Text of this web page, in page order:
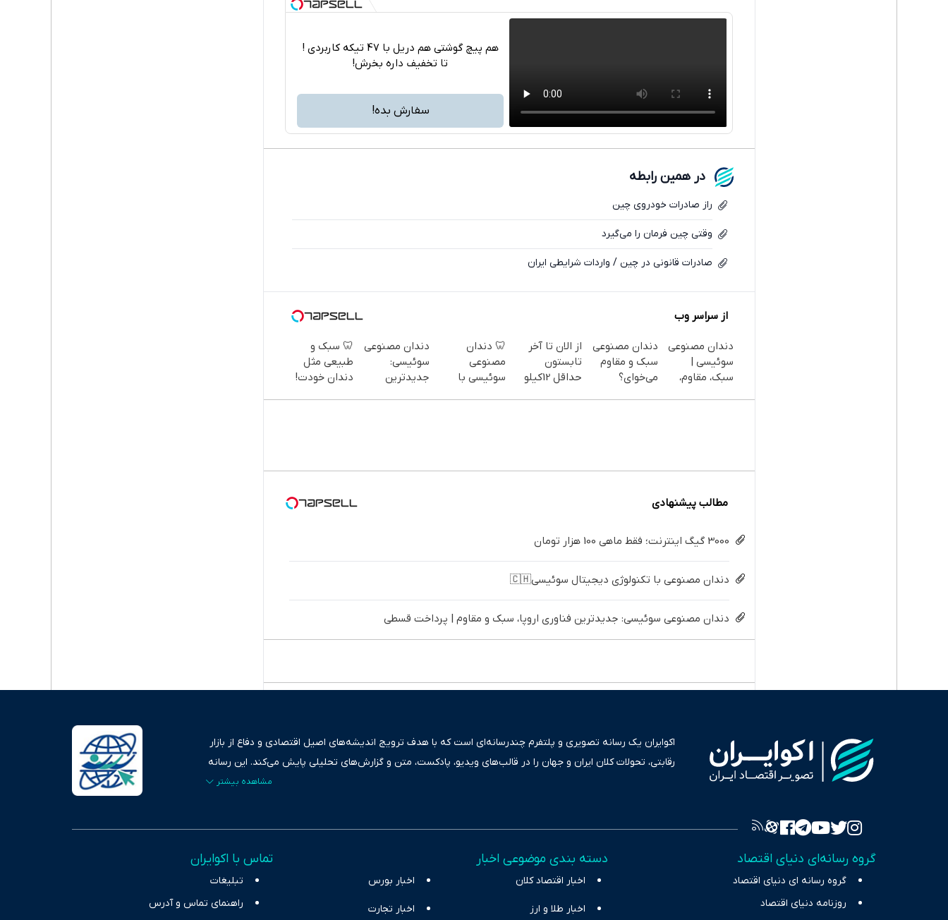
تلگرام
فیسبوک
هم پیچ گوشتی هم دریل با 47 تیکه کاربردی !
تا تخفیف داره بخرش!
سفارش بده!
در همین رابطه
راز صادرات خودروی چین
وقتی چین فرمان را می‌گیرد
صادرات قانونی در چین / واردات شرایطی ایران
از سراسر وب
دندان مصنوعی
سوئیسی |
سبک، مقاوم،
دندان مصنوعی
سبک و مقاوم
می‌خوای؟
از الان تا آخر
تابستون
حداقل 12کیلو
🦷 دندان
مصنوعی
سوئیسی با
دندان مصنوعی
سوئیسی:
جدیدترین
🦷 سبک و
طبیعی مثل
دندان خودت!
مطالب پیشنهادی
3000 گیگ اینترنت؛ فقط ماهی 100 هزار تومان
دندان مصنوعی با تکنولوژی دیجیتال سوئیسی🇨🇭
دندان مصنوعی سوئیسی: جدیدترین فناوری اروپا، سبک و مقاوم | پرداخت قسطی
اکوایران یک رسانه تصویری و پلتفرم چندرسانه‌ای است که با هدف ترویج اندیشه‌های اصیل اقتصادی و دفاع از بازار
رقابتی، تحولات کلان ایران و جهان را در قالب‌های ویدیو، پادکست، متن و گزارش‌های تحلیلی پایش می‌کند. این رسانه
به عنوان منبعی دقیق و قابل اعتماد، فراتر از اطلاع‌رسانی صرف، به تبیین سیاست‌ها و کارکردهای بازارهای مالی،
چالش‌های فقر و بیکاری را جست‌وجو کرده و در کنار تحلیل آمارها، نیازهای خبری مخاطبان در حوزه‌های اثرگذار بر
اقتصاد را با رویکردی حرفه‌ای و روزآمد پوشش می‌دهیم.
گروه رسانه‌ای دنیای اقتصاد
گروه رسانه ای دنیای اقتصاد
روزنامه دنیای اقتصاد
دسته بندی موضوعی اخبار
اخبار اقتصاد کلان اخبار بورس
اخبار طلا و ارز اخبار تجارت
تماس با اکوایران
تبلیغات
راهنمای تماس و آدرس